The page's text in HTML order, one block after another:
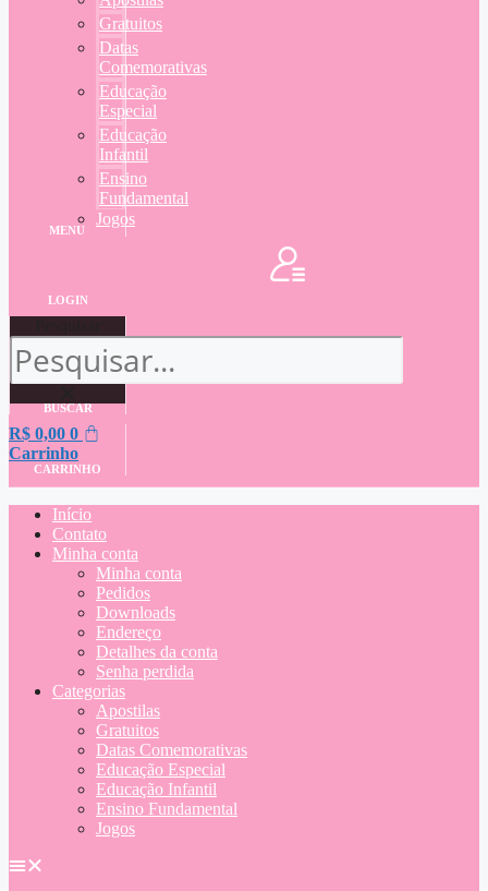
Gratuitos
Datas
Comemorativas
Educação
Especial
Educação
Infantil
Ensino
Fundamental
Jogos
MENU
LOGIN
BUSCAR
R$ 0,00 0
Carrinho
CARRINHO
Início
Contato
Minha conta
Minha conta
Pedidos
Downloads
Endereço
Detalhes da conta
Senha perdida
Categorias
Apostilas
Gratuitos
Datas Comemorativas
Educação Especial
Educação Infantil
Ensino Fundamental
Jogos